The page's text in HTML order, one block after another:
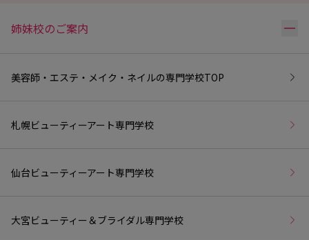
姉妹校のご案内 リ
美容師・エステ・メイク・ネイルの専門学校TOP
札幌ビューティーアート専門学校
仙台ビューティーアート専門学校
大宮ビューティー＆ブライダル専門学校